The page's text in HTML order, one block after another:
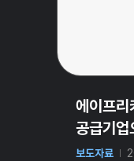
에이프리
공급기업
보도자료